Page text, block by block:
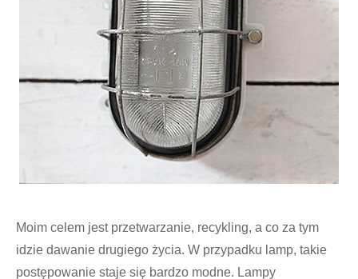
Moim celem jest przetwarzanie, recykling, a co za tym
idzie dawanie drugiego życia. W przypadku lamp, takie
postępowanie staje się bardzo modne. Lampy